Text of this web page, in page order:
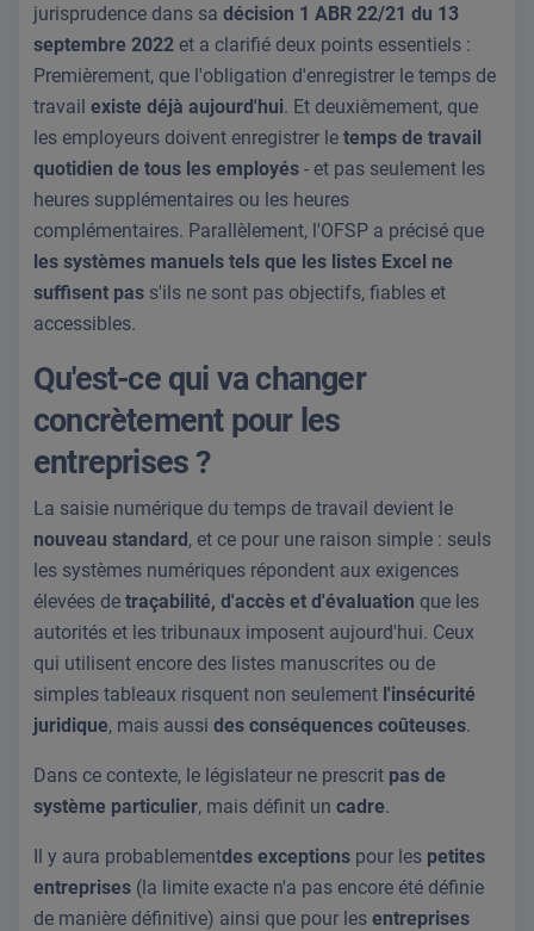
jurisprudence dans sa décision 1 ABR 22/21 du 13
septembre 2022 et a clarifié deux points essentiels :
Premièrement, que l'obligation d'enregistrer le temps de
travail existe déjà aujourd'hui. Et deuxièmement, que
les employeurs doivent enregistrer le temps de travail
quotidien de tous les employés - et pas seulement les
heures supplémentaires ou les heures
complémentaires. Parallèlement, l'OFSP a précisé que
les systèmes manuels tels que les listes Excel ne
suffisent pas s'ils ne sont pas objectifs, fiables et
accessibles.
Qu'est-ce qui va changer
concrètement pour les
entreprises ?
La saisie numérique du temps de travail devient le
nouveau standard, et ce pour une raison simple : seuls
les systèmes numériques répondent aux exigences
élevées de traçabilité, d'accès et d'évaluation que les
autorités et les tribunaux imposent aujourd'hui. Ceux
qui utilisent encore des listes manuscrites ou de
simples tableaux risquent non seulement l'insécurité
juridique, mais aussi des conséquences coûteuses.
Dans ce contexte, le législateur ne prescrit pas de
système particulier, mais définit un cadre.
Il y aura probablementdes exceptions pour les petites
entreprises (la limite exacte n'a pas encore été définie
de manière définitive) ainsi que pour les entreprises